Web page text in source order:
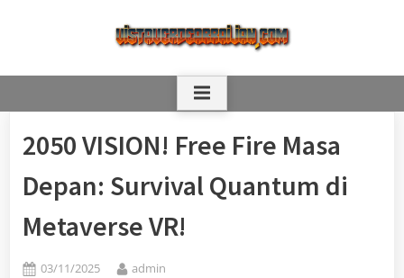
2050 VISION! Free Fire Masa
Depan: Survival Quantum di
Metaverse VR!
Posted
03/11/2025 By
admin